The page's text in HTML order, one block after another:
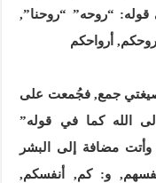
“روحه” “روحنا”,
أرواحكم
جمع, فجُمعت على
الله كما في قوله”
اللّهُ نَفْسَهُ [آل عمران : 28]”, وأتت مضافة إلى البشر
و: كم, أنفسكم,